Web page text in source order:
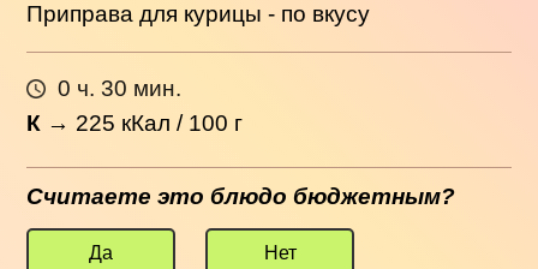
Приправа для курицы - по вкусу
0 ч. 30 мин.
К → 225 кКал / 100 г
Считаете это блюдо бюджетным?
Да Нет